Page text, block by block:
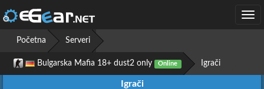
Početna
Serveri
Bulgarska Mafia 18+ dust2 only Online Igrači
Igrači